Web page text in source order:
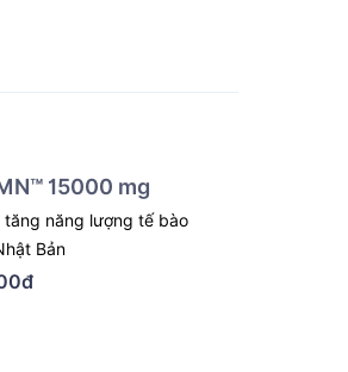
15000 mg
tăng năng lượng tế bào
Bản